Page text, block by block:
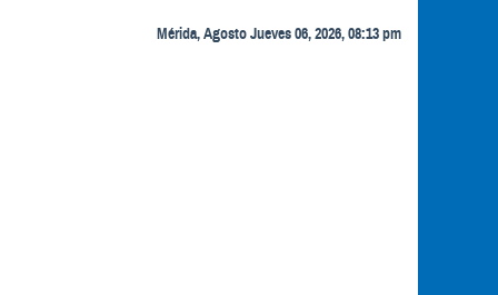
Mérida, Agosto Jueves 06, 2026, 08:13 pm